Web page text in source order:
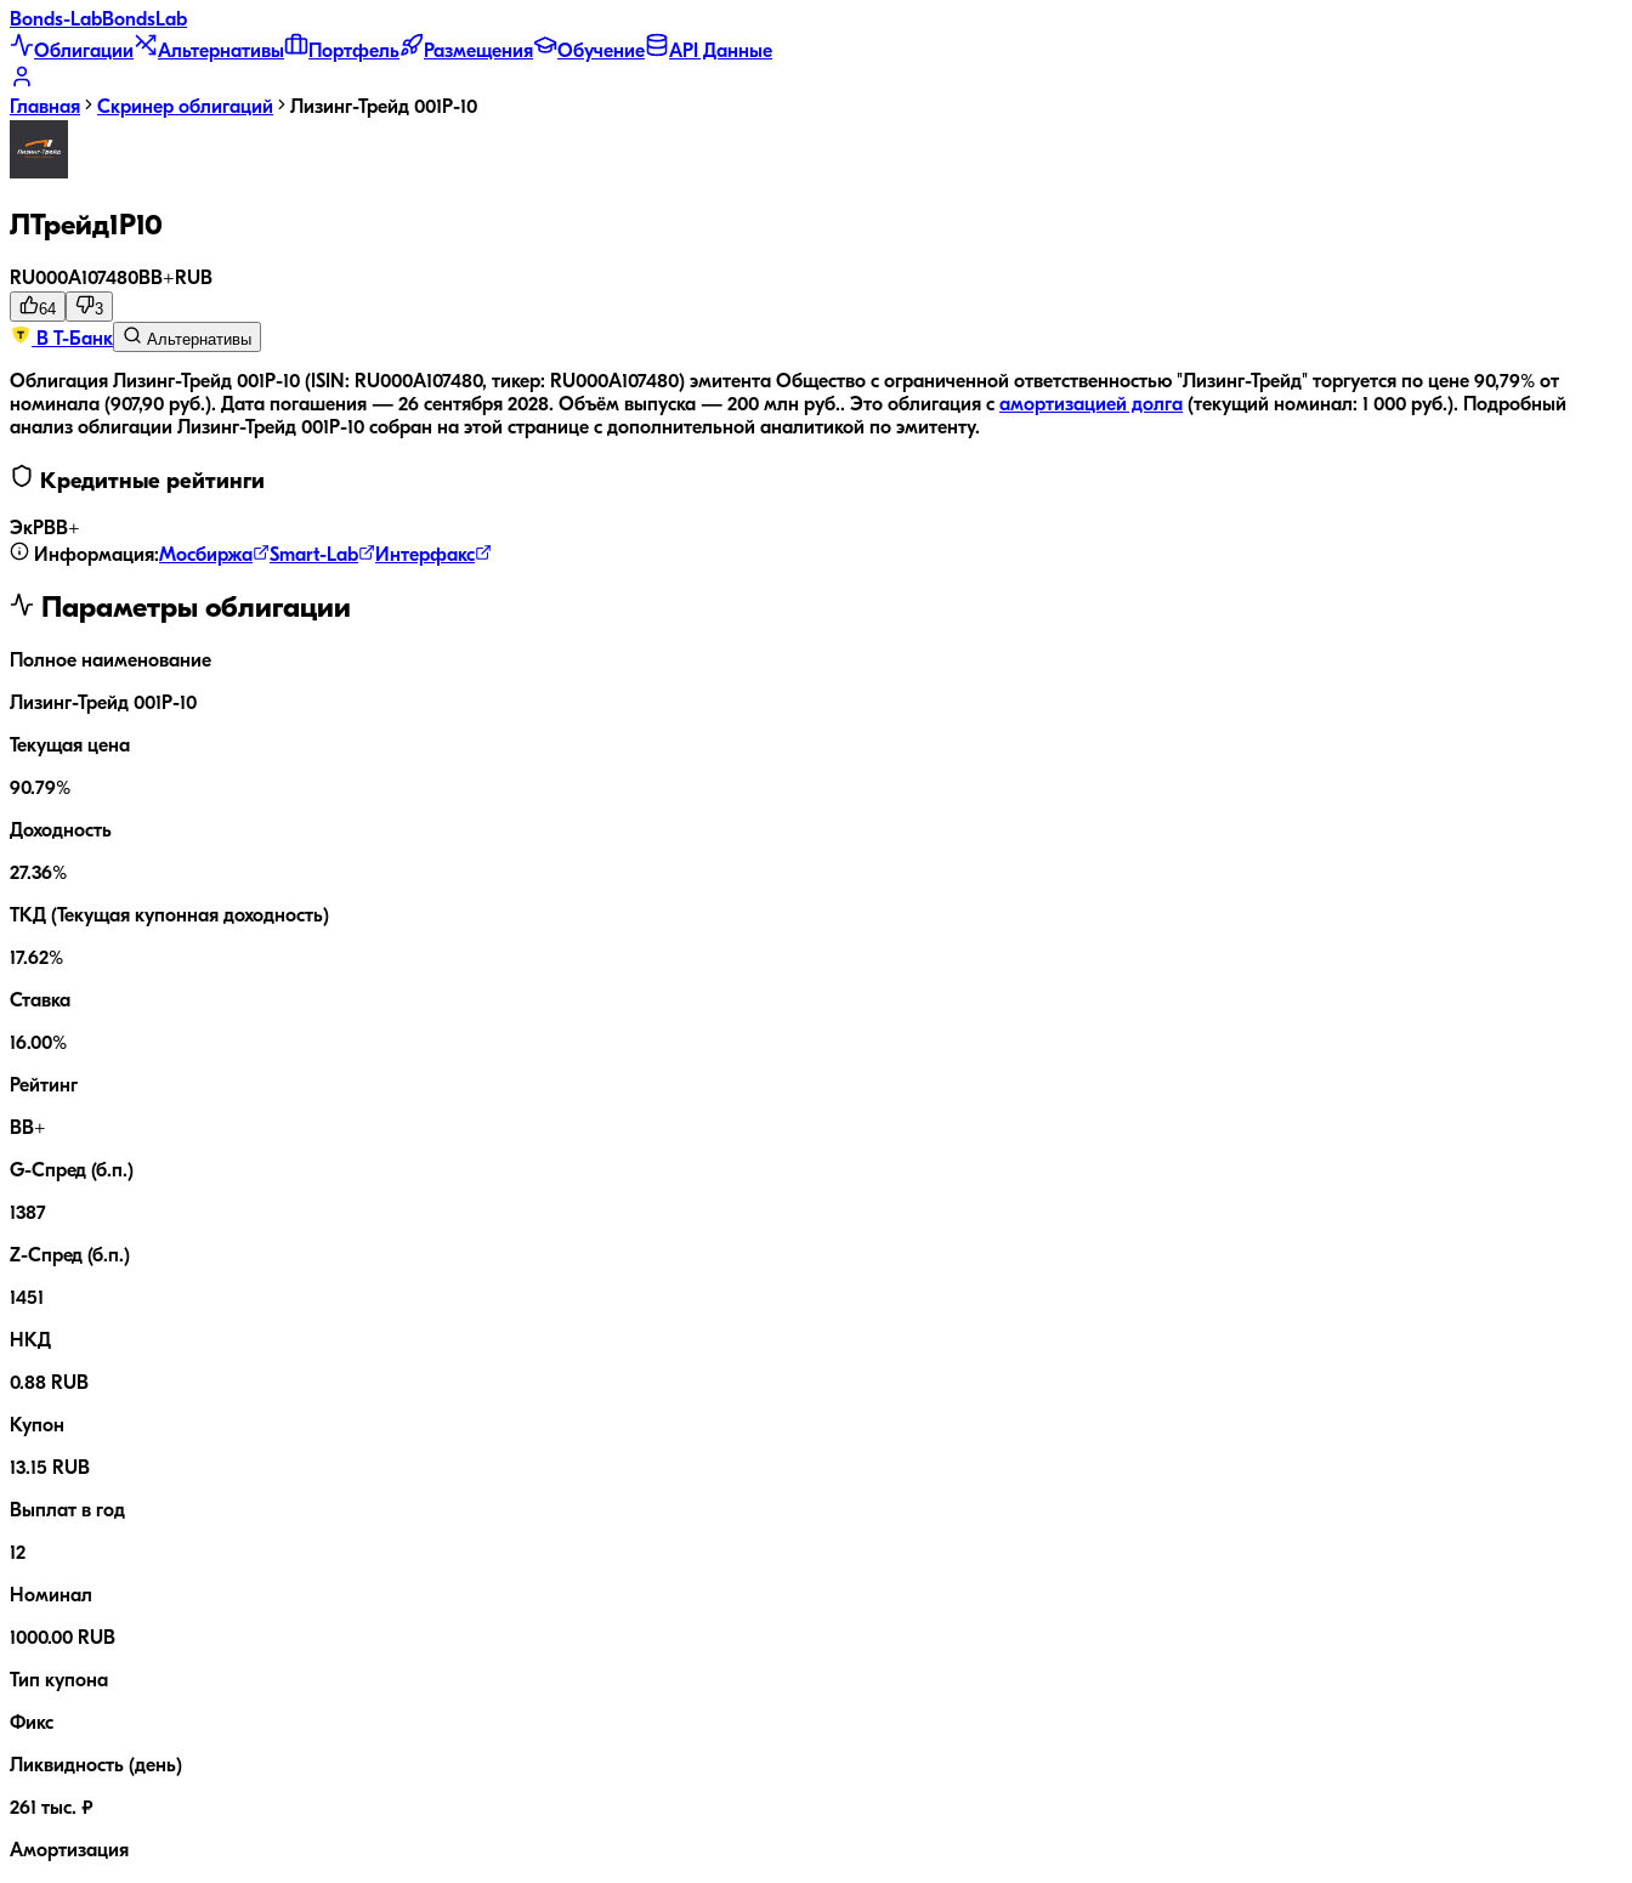
Bonds-LabBondsLab
Облигации
Альтернативы Портфель Размещения Обучение API Данные
Главная Скринер облигаций Лизинг-Трейд 001P-10
ЛТрейд1P10
RU000A107480BB+ RUB
64 3
В Т-Банк Альтернативы
Облигация Лизинг-Трейд 001P-10 (ISIN: RU000A107480, тикер: RU000A107480) эмитента Общество с ограниченной ответственностью "Лизинг-Трейд" торгуется по цене 90,79% от
номинала (907,90 руб.). Дата погашения — 26 сентября 2028. Объём выпуска — 200 млн руб.. Это облигация с амортизацией долга (текущий номинал: 1 000 руб.).
Подробный
анализ облигации Лизинг-Трейд 001P-10 собран на этой странице с дополнительной аналитикой по эмитенту.
Кредитные рейтинги
ЭкРBB+
Информация:Мосбиржа Smart-Lab Интерфакс
Параметры облигации
Полное наименование
Лизинг-Трейд 001P-10
Текущая цена
90.79%
Доходность
27.36%
ТКД (Текущая купонная доходность)
17.62%
Ставка
16.00%
Рейтинг
BB+
G-Спред (б.п.)
1387
Z-Спред (б.п.)
1451
НКД
0.88 RUB
Купон
13.15 RUB
Выплат в год
12
Номинал
1000.00 RUB
Тип купона
Фикс
Ликвидность (день)
261 тыс. ₽
Амортизация